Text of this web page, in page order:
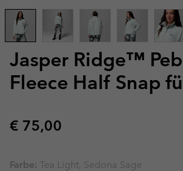
Jasper Ridge™
Fleece Half Snap
Regular price:
€ 75,00
Farbe: Tea Light, Sedona Sage